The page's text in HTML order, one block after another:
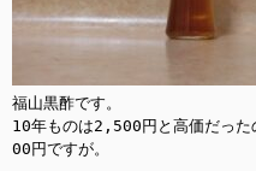
福山黒酢です。
10年ものは2,500円と高価だった
00円ですが。